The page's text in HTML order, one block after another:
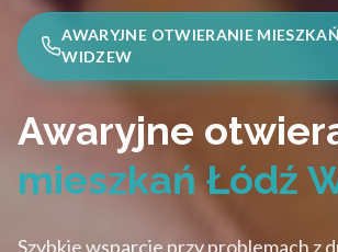
AWARYJNE OTWIERANIE
WIDZEW
Awaryjne
mieszkań Łódź
Szybkie wsparcie przy problemach z